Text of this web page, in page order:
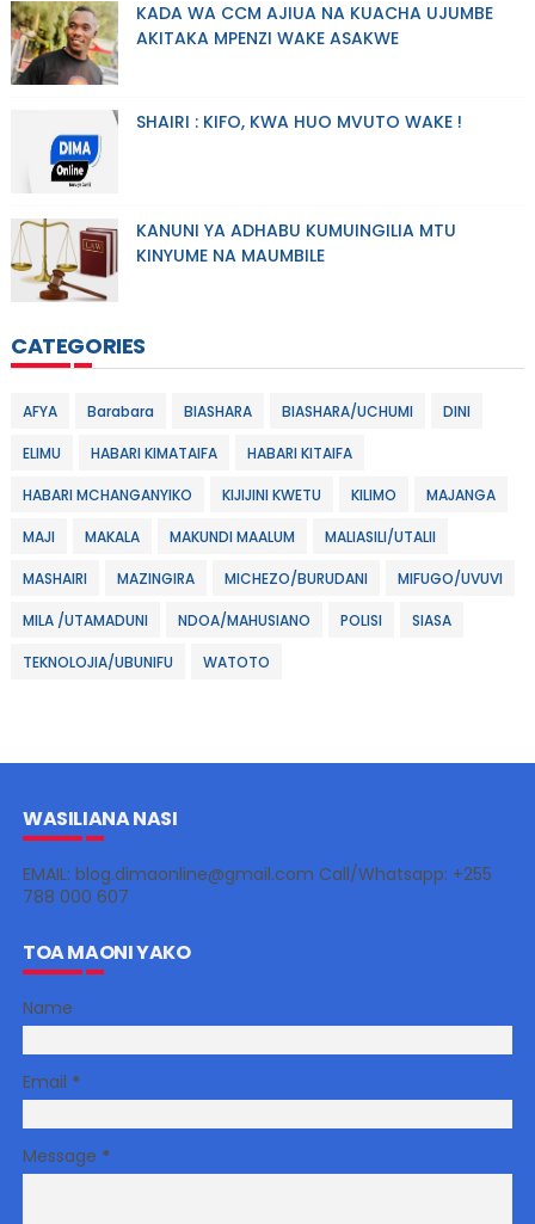
KADA WA CCM AJIUA NA KUACHA UJUMBE
AKITAKA MPENZI WAKE ASAKWE
SHAIRI : KIFO, KWA HUO MVUTO WAKE !
KANUNI YA ADHABU KUMUINGILIA MTU
KINYUME NA MAUMBILE
CATEGORIES
AFYA Barabara BIASHARA BIASHARA/UCHUMI DINI
ELIMU HABARI KIMATAIFA HABARI KITAIFA
HABARI MCHANGANYIKO KIJIJINI KWETU KILIMO MAJANGA
MAJI MAKALA MAKUNDI MAALUM MALIASILI/UTALII
MASHAIRI MAZINGIRA MICHEZO/BURUDANI MIFUGO/UVUVI
MILA /UTAMADUNI NDOA/MAHUSIANO POLISI SIASA
TEKNOLOJIA/UBUNIFU WATOTO
WASILIANA NASI
EMAIL: blog.dimaonline@gmail.com Call/Whatsapp: +255
788 000 607
TOA MAONI YAKO
Name
Email *
Message *